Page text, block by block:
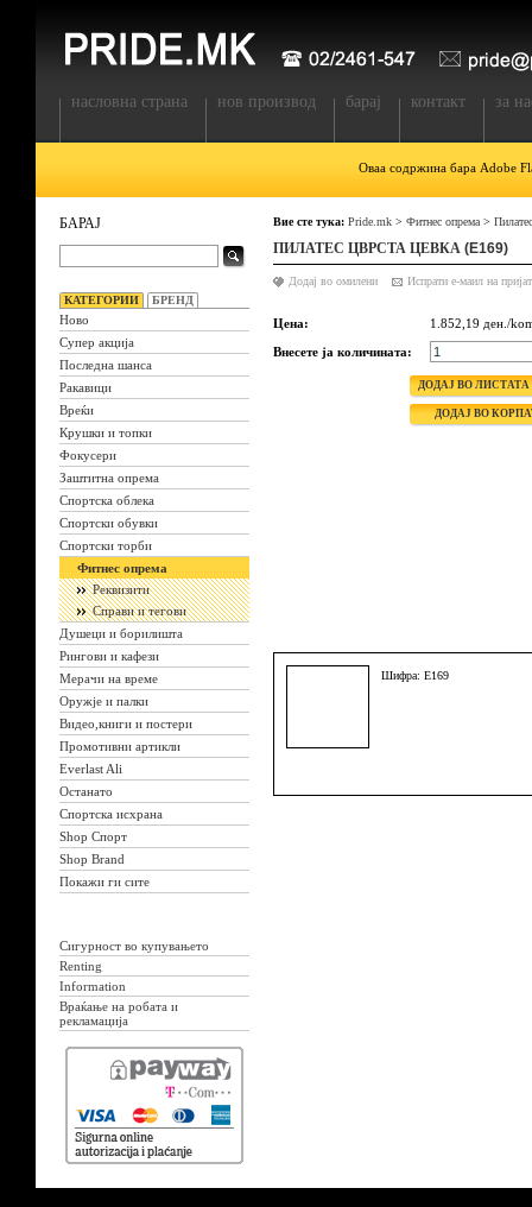
насловна страна нов производ барај контакт за
Оваа содржина бара Adobe
БАРАЈ
КАТЕГОРИИ БРЕНД
Ново
Супер акција
Последна шанса
Ракавици
Вреќи
Крушки и топки
Фокусери
Заштитна опрема
Спортска облека
Спортски обувки
Спортски торби
Фитнес опрема
Реквизити
Справи и тегови
Душеци и борилишта
Рингови и кафези
Мерачи на време
Оружје и палки
Видео,книги и постери
Промотивни артикли
Everlast Ali
Останато
Спортска исхрана
Shop Спорт
Shop Brand
Покажи ги сите
Сигурност во купувањето
Renting
Information
Враќање на робата и
рекламација
Вие сте тука: Pride.mk > Фитнес опрема >
ПИЛАТЕС ЦВРСТА ЦЕВКА (E169)
Додај во омилени
Цена:
1.852,19 ден./
Внесете ја количината:
Шифра: E169